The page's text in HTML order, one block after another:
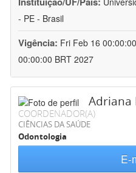
- PE - Brasil
Vigência: Fri Feb 16
00:00:00 BRT 2027
Adriana
COORDENADOR(A)
CIÊNCIAS DA SAÚDE
Odontologia
E-